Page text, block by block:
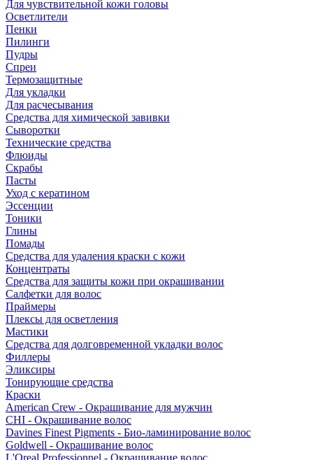
Для чувствительной кожи головы
Осветлители
Пенки
Пилинги
Пудры
Спреи
Термозащитные
Для укладки
Для расчесывания
Средства для химической завивки
Сыворотки
Технические средства
Флюиды
Скрабы
Пасты
Уход с кератином
Эссенции
Тоники
Глины
Помады
Средства для удаления краски с кожи
Концентраты
Средства для защиты кожи при окрашивании
Салфетки для волос
Праймеры
Плексы для осветления
Мастики
Средства для долговременной укладки волос
Филлеры
Эликсиры
Тонирующие средства
Краски
American Crew - Окрашивание для мужчин
CHI - Окрашивание волос
Davines Finest Pigments - Био-ламинирование волос
Goldwell - Окрашивание волос
L'Oreal Professionnel - Окрашивание волос